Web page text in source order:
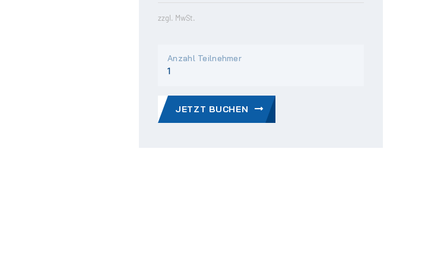
zzgl. MwSt.
Anzahl Teilnehmer
JETZT BUCHEN